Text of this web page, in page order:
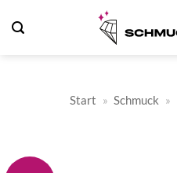
Inhalt
Start » Schmuck »